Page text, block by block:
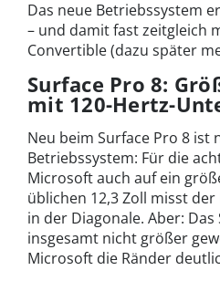
Das neue Betriebssystem
– und damit fast zeitgleich
Convertible (dazu später
Surface Pro 8:
mit 120-Hertz-
Neu beim Surface Pro 8 ist
Betriebssystem: Für die
Microsoft auch auf ein
üblichen 12,3 Zoll misst
in der Diagonale. Aber:
insgesamt nicht größer
Microsoft die Ränder